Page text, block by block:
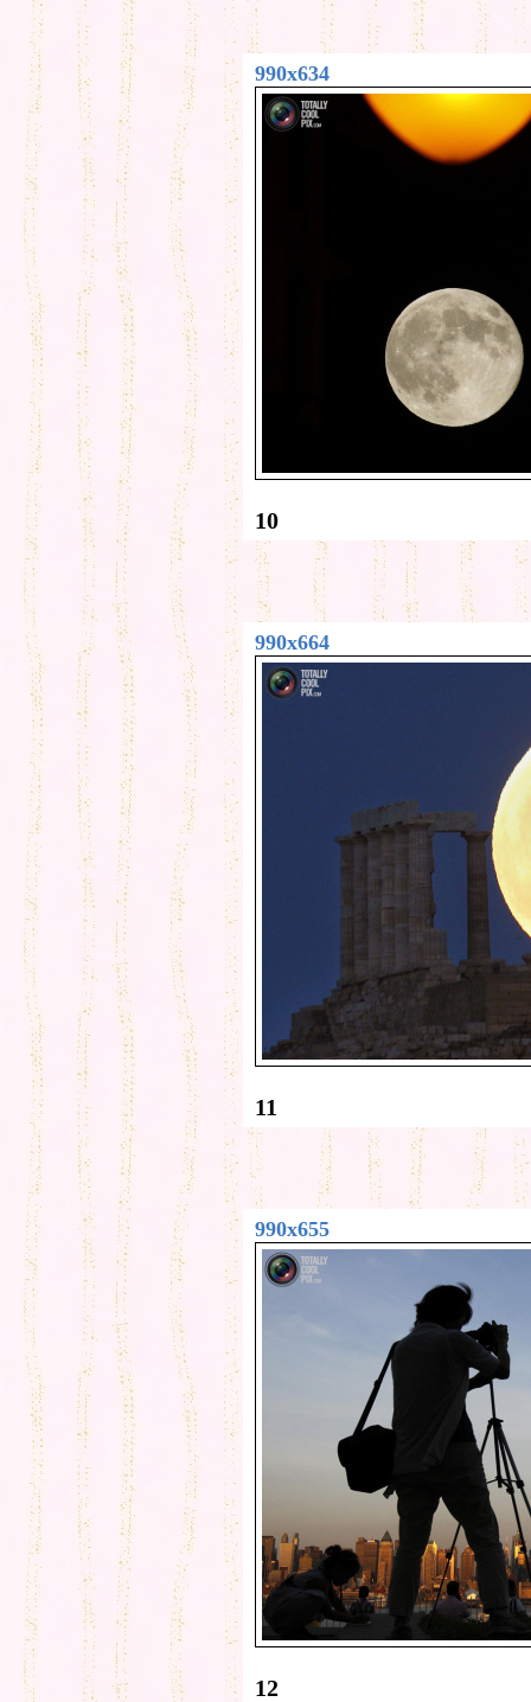
990x634
10
990x664
11
990x655
12